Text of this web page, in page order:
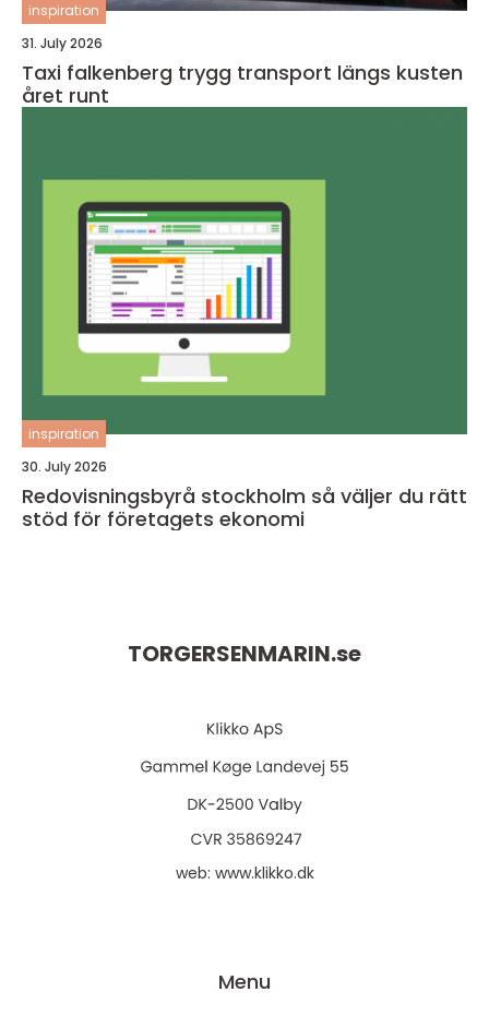
inspiration
31. July 2026
Taxi falkenberg trygg transport längs kusten
året runt
inspiration
30. July 2026
Redovisningsbyrå stockholm så väljer du rätt
stöd för företagets ekonomi
TORGERSENMARIN.se
web: www.klikko.dk
Menu